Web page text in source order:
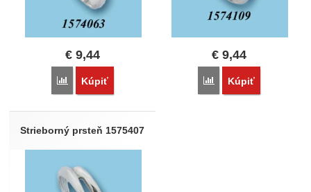
€ 9,44
Porovnať
Kúpiť
€9,44
Porovnať
Kúpiť
Strieborný prsteň 1575407